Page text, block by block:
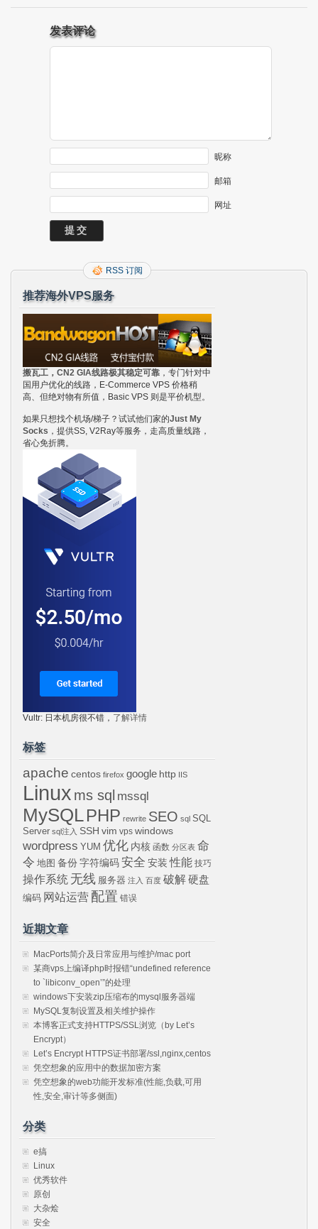
发表评论
昵称
邮箱
网址
RSS 订阅
推荐海外VPS服务
搬瓦工，CN2 GIA线路极其稳定可靠 ，专门针对中
国用户优化的线路，E-Commerce VPS 价格稍
高、但绝对物有所值，Basic VPS 则是平价机型。
如果只想找个机场/梯子？试试他们家的Just My
Socks ，提供SS, V2Ray等服务，走高质量线路，
省心免折腾。
Vultr: 日本机房很不错， 了解详情
标签
apache centos firefox google http IIS
Linux ms sql mssql
MySQLPHP rewrite SEO sql SQL
Server sql注入 SSH vim vps windows
wordpress YUM 优化 内核 函数 分区表 命
令 地图 备份 字符编码 安全 安装 性能 技巧
操作系统 无线 服务器 注入 百度 破解硬盘
编码 网站运营 配置 错误
近期文章
MacPorts简介及日常应用与维护/mac port
某商vps上编译php时报错“undefined reference
to `libiconv_open’”的处理
windows下安装zip压缩布的mysql服务器端
MySQL复制设置及相关维护操作
本博客正式支持HTTPS/SSL浏览（by Let’s
Encrypt）
Let’s Encrypt HTTPS证书部署/ssl,nginx,centos
凭空想象的应用中的数据加密方案
凭空想象的web功能开发标准(性能,负载,可用
性,安全,审计等多侧面)
分类
e搞
Linux
优秀软件
原创
大杂烩
安全